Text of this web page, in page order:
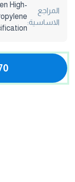
المراجع
الاساسية:
High-